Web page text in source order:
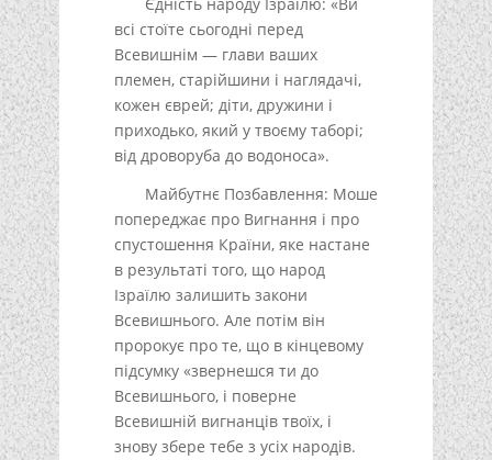
Єдність народу Ізраїлю: «Ви
всі стоїте сьогодні перед
Всевишнім — глави ваших
племен, старійшини і наглядачі,
кожен єврей; діти, дружини і
приходько, який у твоєму таборі;
від дроворуба до водоноса».
Майбутнє Позбавлення: Моше
попереджає про Вигнання і про
спустошення Країни, яке настане
в результаті того, що народ
Ізраїлю залишить закони
Всевишнього. Але потім він
пророкує про те, що в кінцевому
підсумку «звернешся ти до
Всевишнього, і поверне
Всевишній вигнанців твоїх, і
знову збере тебе з усіх народів.